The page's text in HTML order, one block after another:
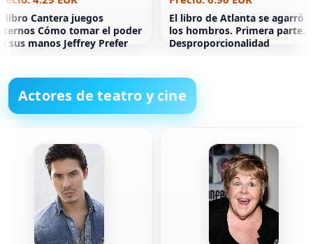
libro Cantera juegos
Cómo tomar el poder
sus manos Jeffrey Prefer
El libro de Atlanta se agarró
los hombros. Primera parte.
Desproporcionalidad
Actores de teatro y cine